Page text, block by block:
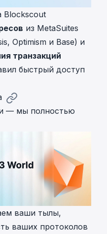
Blockscout
из MetaSuites
, Optimism и Base) и
транзакций
быстрый доступ
— мы полностью
ваши тылы,
ваших протоколов